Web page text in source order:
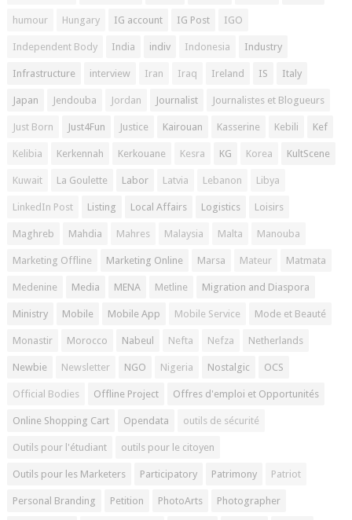
humour Hungary IG account IG Post IGO
Independent Body India indiv Indonesia Industry
Infrastructure interview Iran Iraq Ireland IS Italy
Japan Jendouba Jordan Journalist Journalistes et Blogueurs
Just Born Just4Fun Justice Kairouan Kasserine Kebili Kef
Kelibia Kerkennah Kerkouane Kesra KG Korea KultScene
Kuwait La Goulette Labor Latvia Lebanon Libya
LinkedIn Post Listing Local Affairs Logistics Loisirs
Maghreb Mahdia Mahres Malaysia Malta Manouba
Marketing Offline Marketing Online Marsa Mateur Matmata
Medenine Media MENA Metline Migration and Diaspora
Ministry Mobile Mobile App Mobile Service Mode et Beauté
Monastir Morocco Nabeul Nefta Nefza Netherlands
Newbie Newsletter NGO Nigeria Nostalgic OCS
Official Bodies Offline Project Offres d'emploi et Opportunités
Online Shopping Cart Opendata outils de sécurité
Outils pour l'étudiant outils pour le citoyen
Outils pour les Marketers Participatory Patrimony Patriot
Personal Branding Petition PhotoArts Photographer